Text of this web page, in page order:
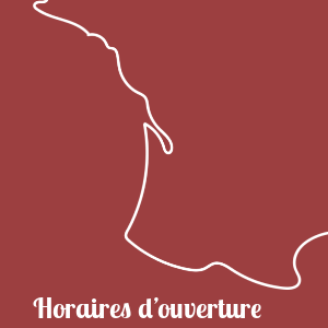
Horaires d’ouverture